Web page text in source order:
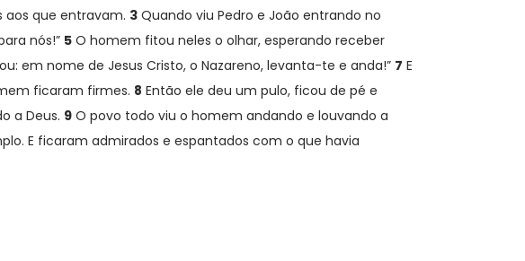
aos que entravam. 3 Quando viu Pedro e João entrando no
nós!” 5 O homem fitou neles o olhar, esperando receber
em nome de Jesus Cristo, o Nazareno, levanta-te e anda!” 7 E
ficaram firmes. 8 Então ele deu um pulo, ficou de pé e
a Deus. 9 O povo todo viu o homem andando e louvando a
E ficaram admirados e espantados com o que havia